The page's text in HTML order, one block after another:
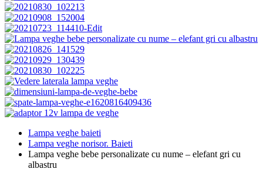
Lampa veghe baieti
Lampa veghe norisor. Baieti
Lampa veghe bebe personalizate cu nume – elefant gri cu
albastru